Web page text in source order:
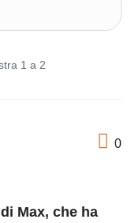
1 a 2
0
Max, che ha